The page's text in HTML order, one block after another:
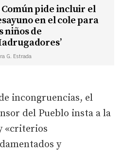
Común pide incluir el
en el cole para
niños de
G. Estrada
incongruencias, el
del Pueblo insta a la
«criterios
y